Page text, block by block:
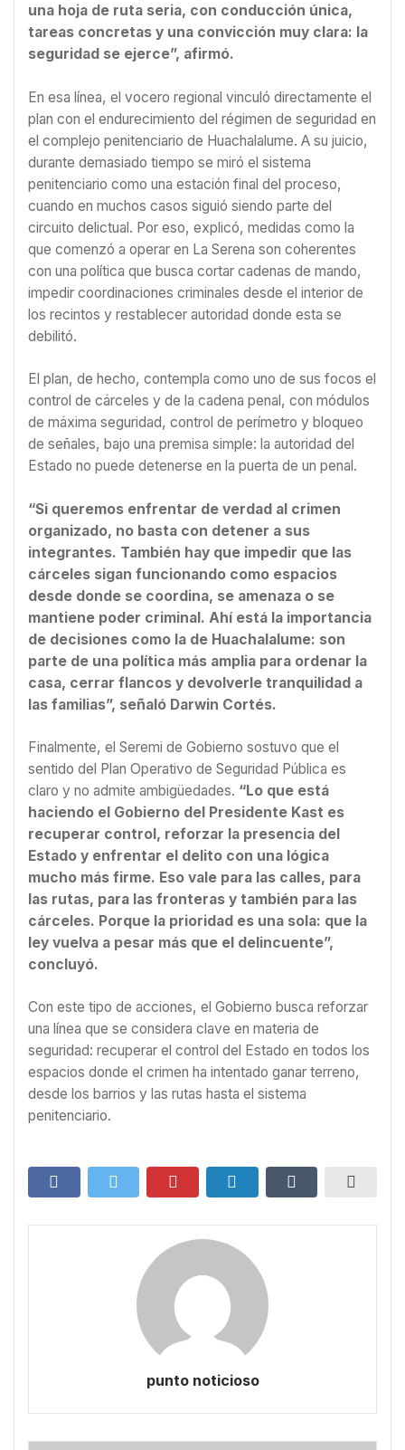
una hoja de ruta seria, con conducción única,
tareas concretas y una convicción muy clara: la
seguridad se ejerce”, afirmó.
En esa línea, el vocero regional vinculó directamente el
plan con el endurecimiento del régimen de seguridad en
el complejo penitenciario de Huachalalume. A su juicio,
durante demasiado tiempo se miró el sistema
penitenciario como una estación final del proceso,
cuando en muchos casos siguió siendo parte del
circuito delictual. Por eso, explicó, medidas como la
que comenzó a operar en La Serena son coherentes
con una política que busca cortar cadenas de mando,
impedir coordinaciones criminales desde el interior de
los recintos y restablecer autoridad donde esta se
debilitó.
El plan, de hecho, contempla como uno de sus focos el
control de cárceles y de la cadena penal, con módulos
de máxima seguridad, control de perímetro y bloqueo
de señales, bajo una premisa simple: la autoridad del
Estado no puede detenerse en la puerta de un penal.
“Si queremos enfrentar de verdad al crimen
organizado, no basta con detener a sus
integrantes. También hay que impedir que las
cárceles sigan funcionando como espacios
desde donde se coordina, se amenaza o se
mantiene poder criminal. Ahí está la importancia
de decisiones como la de Huachalalume: son
parte de una política más amplia para ordenar la
casa, cerrar flancos y devolverle tranquilidad a
las familias”, señaló Darwin Cortés.
Finalmente, el Seremi de Gobierno sostuvo que el
sentido del Plan Operativo de Seguridad Pública es
claro y no admite ambigüedades. “Lo que está
haciendo el Gobierno del Presidente Kast es
recuperar control, reforzar la presencia del
Estado y enfrentar el delito con una lógica
mucho más firme. Eso vale para las calles, para
las rutas, para las fronteras y también para las
cárceles. Porque la prioridad es una sola: que la
ley vuelva a pesar más que el delincuente”,
concluyó.
Con este tipo de acciones, el Gobierno busca reforzar
una línea que se considera clave en materia de
seguridad: recuperar el control del Estado en todos los
espacios donde el crimen ha intentado ganar terreno,
desde los barrios y las rutas hasta el sistema
penitenciario.
punto noticioso